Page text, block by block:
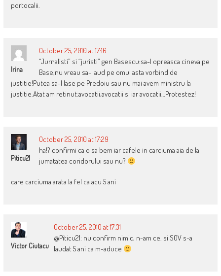
portocalii.
Irina
October 25, 2010 at 17:16
“Jurnalisti” si “juristi” gen Basescu:sa-l opreasca cineva pe
Base,nu vreau sa-l aud pe omul asta vorbind de
justitie!Putea sa-l lase pe Predoiu sau nu mai avem ministru la
justitie.Atat am retinut:avocatii,avocatii si iar avocatii…Protestez!
Piticu21
October 25, 2010 at 17:29
ha!? confirmi ca o sa bem iar cafele in carciuma aia de la
jumatatea coridorului sau nu?
care carciuma arata la fel ca acu 5 ani
Victor Ciutacu
October 25, 2010 at 17:31
@Piticu21: nu confirm nimic, n-am ce. si SOV s-a
laudat 5 ani ca m-aduce